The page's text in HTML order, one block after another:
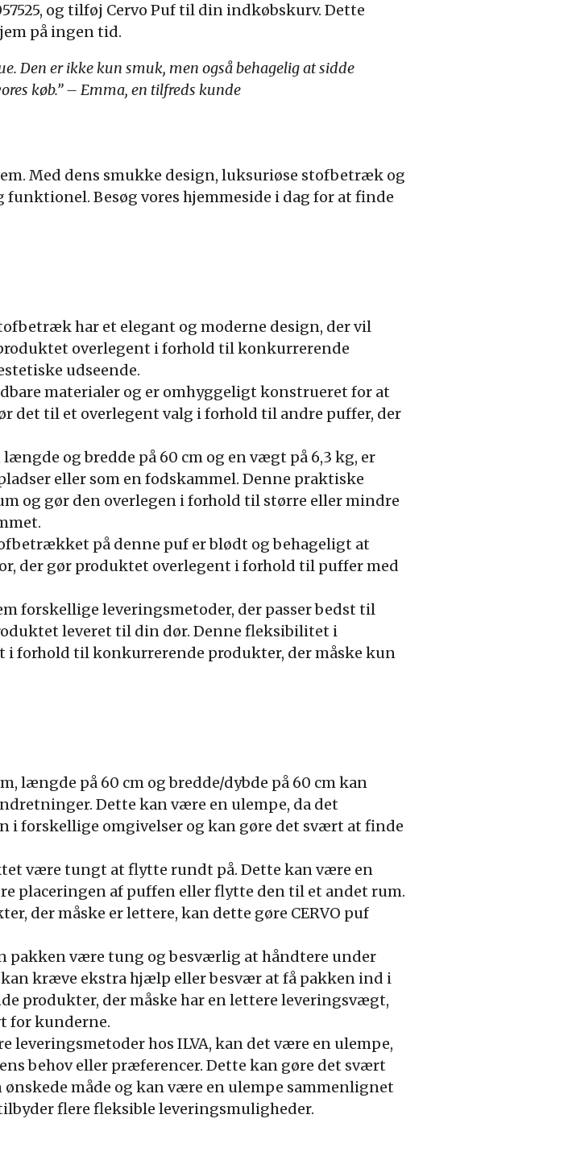
og tilføj Cervo Puf til din indkøbskurv. Dette
på ingen tid.
Den er ikke kun smuk, men også behagelig at sidde
køb.” – Emma, en tilfreds kunde
Med dens smukke design, luksuriøse stofbetræk og
Besøg vores hjemmeside i dag for at finde
har et elegant og moderne design, der vil
overlegent i forhold til konkurrerende
udseende.
materialer og er omhyggeligt konstrueret for at
det til et overlegent valg i forhold til andre puffer, der
længde og bredde på 60 cm og en vægt på 6,3 kg, er
eller som en fodskammel. Denne praktiske
og gør den overlegen i forhold til større eller mindre
på denne puf er blødt og behageligt at
der gør produktet overlegent i forhold til puffer med
forskellige leveringsmetoder, der passer bedst til
leveret til din dør. Denne fleksibilitet i
forhold til konkurrerende produkter, der måske kun
længde på 60 cm og bredde/dybde på 60 cm kan
Dette kan være en ulempe, da det
i forskellige omgivelser og kan gøre det svært at finde
være tungt at flytte rundt på. Dette kan være en
placeringen af puffen eller flytte den til et andet rum.
der måske er lettere, kan dette gøre CERVO puf
pakken være tung og besværlig at håndtere under
kræve ekstra hjælp eller besvær at få pakken ind i
produkter, der måske har en lettere leveringsvægt,
for kunderne.
leveringsmetoder hos ILVA, kan det være en ulempe,
behov eller præferencer. Dette kan gøre det svært
måde og kan være en ulempe sammenlignet
flere fleksible leveringsmuligheder.